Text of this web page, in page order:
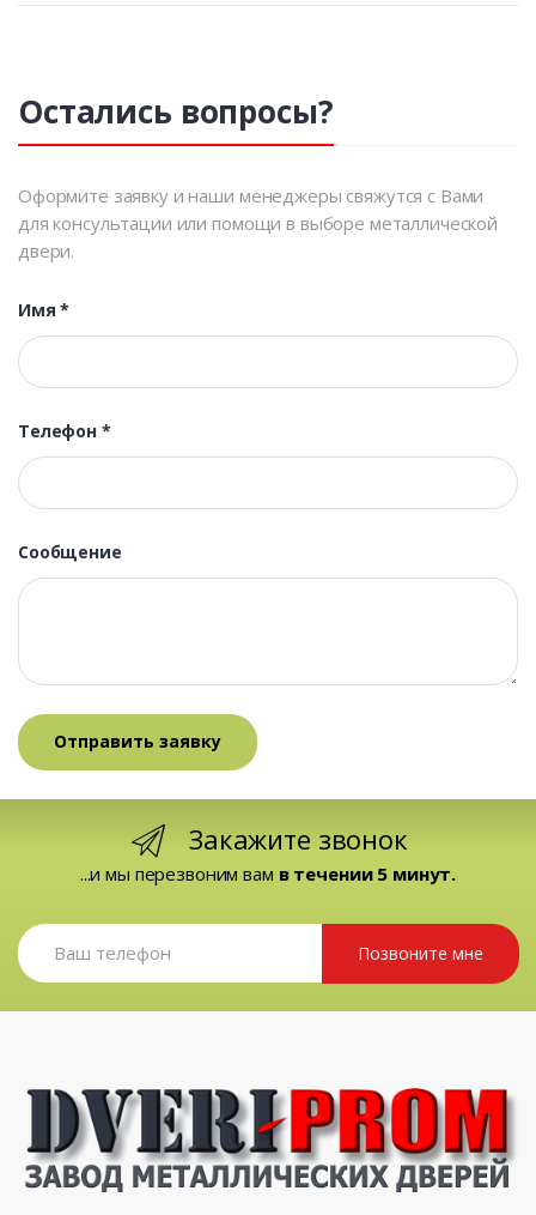
Остались вопросы?
Оформите заявку и наши менеджеры свяжутся с Вами
для консультации или помощи в выборе металлической
двери.
Имя*
Телефон *
Сообщение
Закажите звонок
...и мы перезвоним вам в течении 5 минут.
Позвоните мне